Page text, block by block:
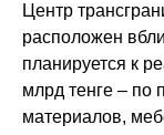
Центр
расположен
планируется к
млрд тенге – по
материалов,